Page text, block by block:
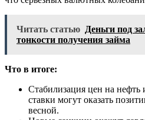
Читать статью Деньги под
тонкости получения займа
Что в итоге:
Стабилизация цен на
ставки могут оказать
весной.